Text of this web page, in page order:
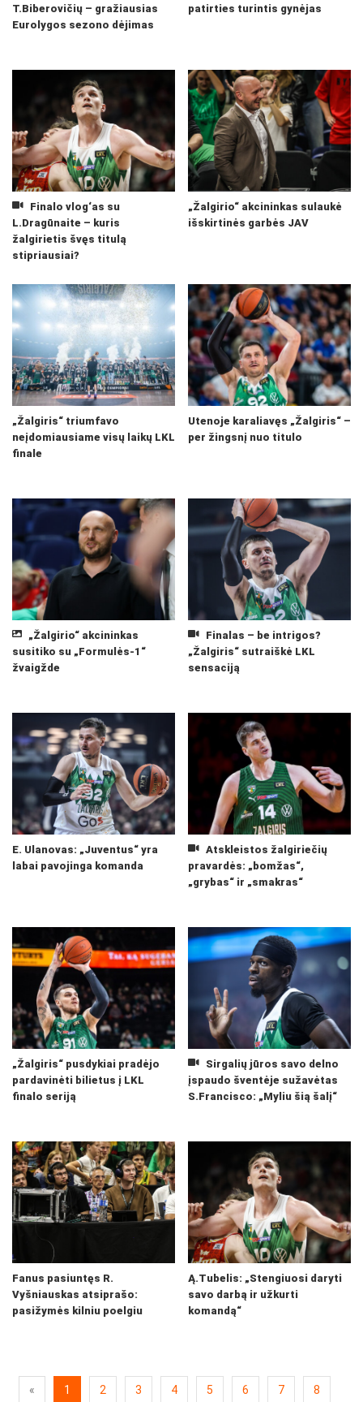
T.Biberovičių – gražiausias
Eurolygos sezono dėjimas
patirties turintis gynėjas
Finalo vlog‘as su
L.Dragūnaite – kuris
žalgirietis švęs titulą
stipriausiai?
„Žalgirio“ akcininkas sulaukė
išskirtinės garbės JAV
„Žalgiris“ triumfavo
neįdomiausiame visų laikų LKL
finale
Utenoje karaliavęs „Žalgiris“ –
per žingsnį nuo titulo
„Žalgirio“ akcininkas
susitiko su „Formulės-1“
žvaigžde
Finalas – be intrigos?
„Žalgiris“ sutraiškė LKL
sensaciją
E. Ulanovas: „Juventus“ yra
labai pavojinga komanda
Atskleistos žalgiriečių
pravardės: „bomžas“,
„grybas“ ir „smakras“
„Žalgiris“ pusdykiai pradėjo
pardavinėti bilietus į LKL
finalo seriją
Sirgalių jūros savo delno
įspaudo šventėje sužavėtas
S.Francisco: „Myliu šią šalį“
Fanus pasiuntęs R.
Vyšniauskas atsiprašo:
pasižymės kilniu poelgiu
Ą.Tubelis: „Stengiuosi daryti
savo darbą ir užkurti
komandą“
« 1 2 3 4 5 6 7 8